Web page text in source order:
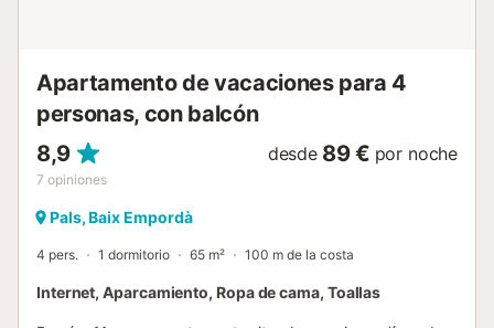
Apartamento de vacaciones para 4
personas, con balcón
8,9
7 opiniones
desde 89 € por noche
Pals, Baix Empordà
4 pers. 1 dormitorio 65 m² 100 m de la costa
Internet, Aparcamiento, Ropa de cama, Toallas